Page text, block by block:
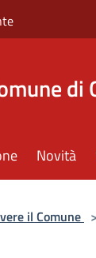
di
Novità
il Comune >